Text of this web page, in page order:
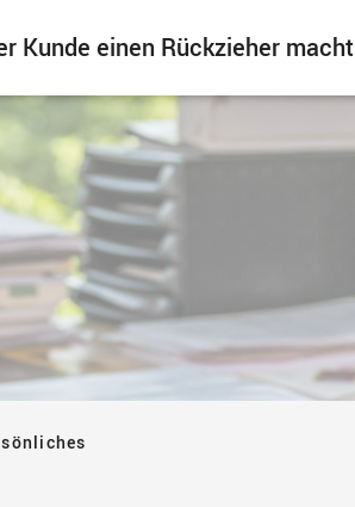
Kunde einen Rückzieher macht